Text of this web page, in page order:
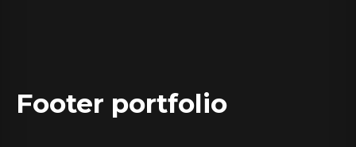
Footer portfolio